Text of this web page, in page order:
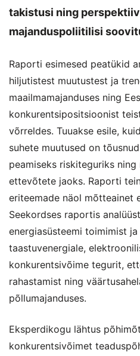
takistusi ning
majanduspoliitilisi
Raporti esimesed peatükid
hiljutistest muutustest ja
maailmamajanduses ning
konkurentsipositsioonist
võrreldes. Tuuakse esile,
suhete muutused on
peamiseks riskiteguriks
ettevõtete jaoks. Raporti
eriteemade näol mõtteainet
Seekordses raportis
energiasüsteemi toimimist
taastuvenergiale,
konkurentsivõime tegurit,
rahastamist ning
põllumajanduses.
Eksperdikogu lähtus
konkurentsivõimet